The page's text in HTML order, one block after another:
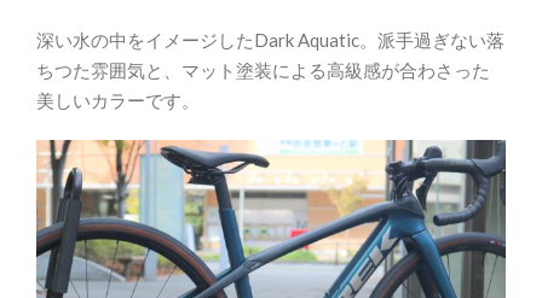
深い水の中をイメージしたDark Aquatic。派手過ぎない落
ちつた雰囲気と、マット塗装による高級感が合わさった
美しいカラーです。